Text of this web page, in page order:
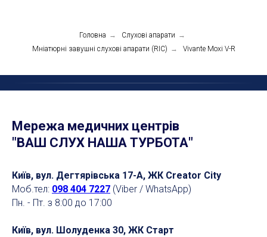
Головна → Слухові апарати →
Мніатюрні завушні слухові апарати (RIC) → Vivante Moxi V-R
Мережа медичних центрів
"ВАШ СЛУХ НАША ТУРБОТА"
Київ, вул. Дегтярівська 17-А, ЖК Creator City
Моб.тел: 098 404 7227 (Viber / WhatsApp)
Пн. - Пт. з 8:00 до 17:00
Київ, вул. Шолуденка 30, ЖК Старт